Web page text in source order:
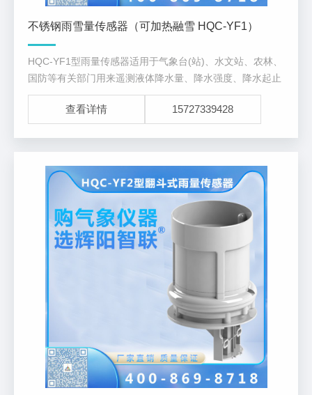
不锈钢雨雪量传感器（可加热融雪 HQC-YF1）
HQC-YF1型雨量传感器适用于气象台(站)、水文站、农林、
国防等有关部门用来遥测液体降水量、降水强度、降水起止
时间。用于防洪、供水调度、电站水库水情管理为目的水文
自动测报系统、自动野外测报站，为降水
查看详情 15727339428